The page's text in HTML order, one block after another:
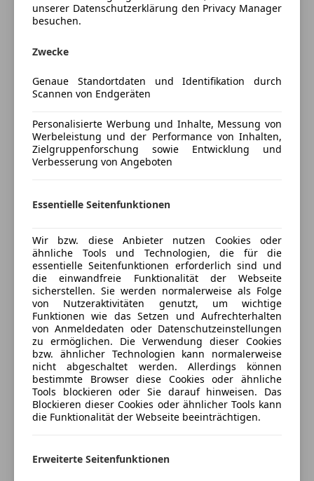
Sitzheizung
Start/Stop-Automatik
Bluetooth
Freisprecheinrichtung
Sicherheit
ESP
Reifendruckkontrollsystem
Servolenkung
Totwinkel-Assistent
Traktionskontrolle
Zentralverriegelung mit Funkfernbedienung
Extras
Alufelgen
Ambientebeleuchtung
Katalysator
Sommerreifen
Porsche 718 Boxster achatgraumetallic, rotes
Verdeck, Leder bicolor schwarz-rot.
km. Unfallfrei. Reines Sommerfahrzeug. Jede
Inspektion bei Porsche Wien Liesing. Letzte große
und Porsche approved Garantie bis 4/2026.
Besichtigung in Wien möglich.
Versicherung
Kfz-Versicherung
Versicherungsschutz an Ihre Bedürfnisse
anpassen
Freischaden-Gutschein ab Stufe 0
Auto einfach online versichern & Rabatt holen
unserer Datenschutzerklärung den Privacy Manager
besuchen.
Zwecke
Genaue Standortdaten und Identifikation durch
Scannen von Endgeräten
Personalisierte Werbung und Inhalte, Messung von
Werbeleistung und der Performance von Inhalten,
Zielgruppenforschung sowie Entwicklung und
Verbesserung von Angeboten
Essentielle Seitenfunktionen
Wir bzw. diese Anbieter nutzen Cookies oder
ähnliche Tools und Technologien, die für die
essentielle Seitenfunktionen erforderlich sind und
die einwandfreie Funktionalität der Webseite
sicherstellen. Sie werden normalerweise als Folge
von Nutzeraktivitäten genutzt, um wichtige
Funktionen wie das Setzen und Aufrechterhalten
von Anmeldedaten oder Datenschutzeinstellungen
zu ermöglichen. Die Verwendung dieser Cookies
bzw. ähnlicher Technologien kann normalerweise
nicht abgeschaltet werden. Allerdings können
bestimmte Browser diese Cookies oder ähnliche
Tools blockieren oder Sie darauf hinweisen. Das
Blockieren dieser Cookies oder ähnlicher Tools kann
die Funktionalität der Webseite beeinträchtigen.
Erweiterte Seitenfunktionen